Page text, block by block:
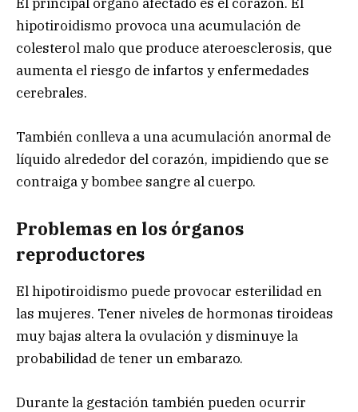
hipotiroidismo provoca una acumulación de
colesterol malo que produce ateroesclerosis, que
aumenta el riesgo de infartos y enfermedades
cerebrales.
También conlleva a una acumulación anormal de
líquido alrededor del corazón, impidiendo que se
contraiga y bombee sangre al cuerpo.
Problemas en los órganos
reproductores
El hipotiroidismo puede provocar esterilidad en
las mujeres. Tener niveles de hormonas tiroideas
muy bajas altera la ovulación y disminuye la
probabilidad de tener un embarazo.
Durante la gestación también pueden ocurrir